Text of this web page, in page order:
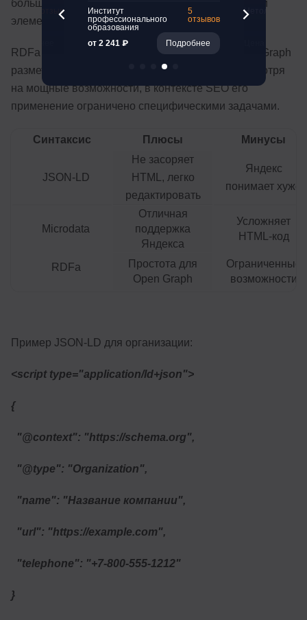
больше работы при внедрении, поскольку каждый
элемент нужно размечать отдельно.
RDFa используется преимущественно для Open Graph
разметки через атрибуты property и content. Несмотря
на мощные возможности, в контексте SEO его
применение ограничено специфическими задачами.
Синтаксис Плюсы Минусы
JSON-LD
Не засоряет
HTML, легко
редактировать
Яндекс
понимает хуже
Microdata
Отличная
поддержка
Яндекса
Усложняет
HTML-код
RDFa
Простота для
Open Graph
Ограниченные
возможности
Пример JSON-LD для организации:
<script type="application/ld+json">
{
"@context": "https://schema.org",
"@type": "Organization",
"name": "Название компании",
"url": "https://example.com",
"telephone": "+7-800-555-1212"
}
261 отзыв
Институт
профессионального
образования
5
отзывов
от 2 241 ₽ Подробнее
Нетология